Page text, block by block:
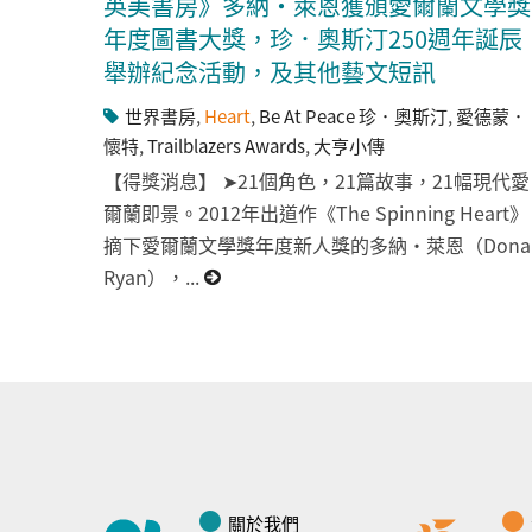
年度圖書大獎，珍．奧斯汀250週年誕辰
舉辦紀念活動，及其他藝文短訊
世界書房,Heart,Be At Peace 珍．奧斯汀,愛德蒙．
懷特,Trailblazers Awards,大亨小傳
【得獎消息】 ➤21個角色，21篇故事，21幅現代愛
爾蘭即景。2012年出道作《The Spinning Heart》
摘下愛爾蘭文學獎年度新人獎的多納・萊恩（
Ryan），...
關於我們